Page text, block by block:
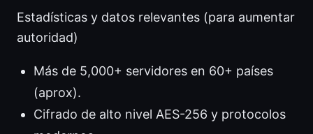
Estadísticas y datos relevantes (para aumentar
autoridad)
Más de 5,000+ servidores en 60+ países
(aprox).
Cifrado de alto nivel AES-256 y protocolos